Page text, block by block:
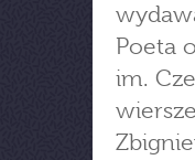
Poeta
im.